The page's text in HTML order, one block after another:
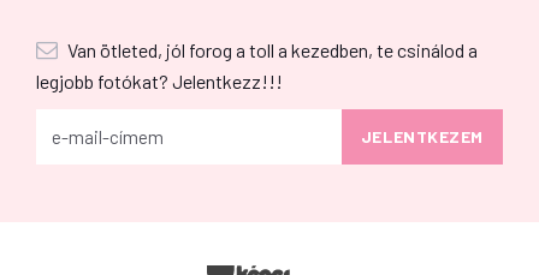
Van ötleted, jól forog a toll a kezedben, te csinálod a
legjobb fotókat? Jelentkezz!!!